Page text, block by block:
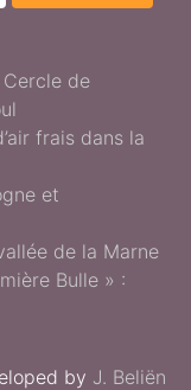
de
frais dans la
et
de la Marne
Bulle » :
by J. Beliën